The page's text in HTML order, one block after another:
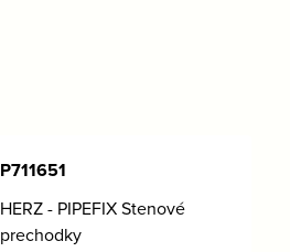
P711651
HERZ - PIPEFIX Stenové
prechodky